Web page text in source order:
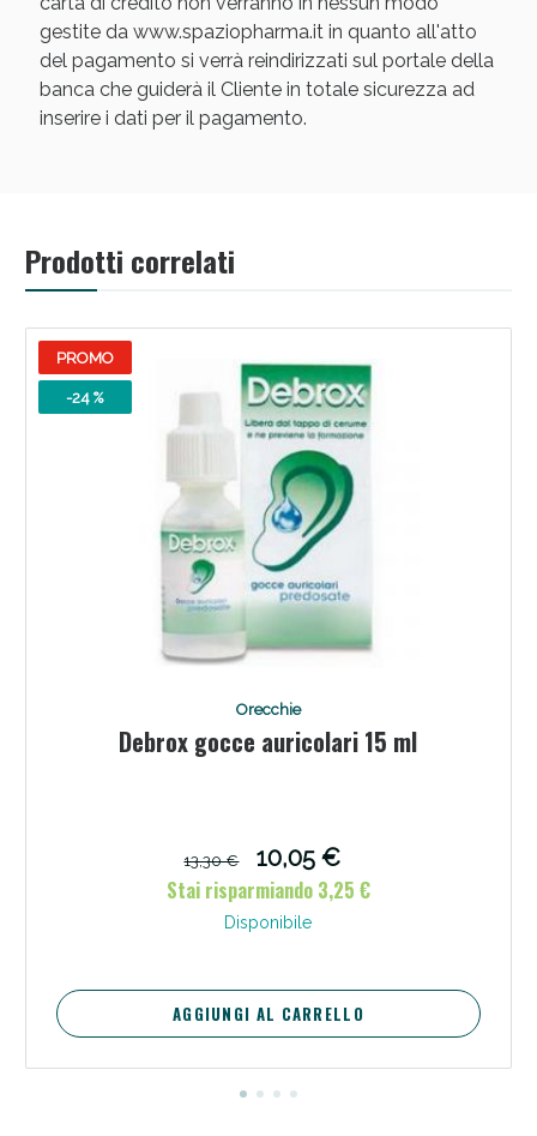
gestite da www.spaziopharma.it in quanto all'atto
del pagamento si verrà reindirizzati sul portale della
banca che guiderà il Cliente in totale sicurezza ad
inserire i dati per il pagamento.
Prodotti correlati
PROMO
-24 %
Orecchie
Debrox gocce auricolari 15 ml
13,30 €
10,05 €
Stai risparmiando 3,25 €
Disponibile
AGGIUNGI AL CARRELLO